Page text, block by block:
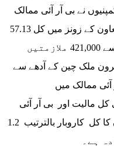
چینی کمپنیوں نے بی آر آئی ممالک
میں بیرون ملک اقتصادی اور تجارتی تعاون کے زونز میں کل 57.13
بلین ڈالر کی سرمایہ کاری کی، جس سے 421,000 ملازمتیں
2013 سے 2022 تک، بیرون ملک چین کے آدھے سے
ممالک میں
مالیت اور بی آر آئی
ممالک میں مکمل ہونے والے منصوبوں کا کل کاروبار بالترتیب 1.2